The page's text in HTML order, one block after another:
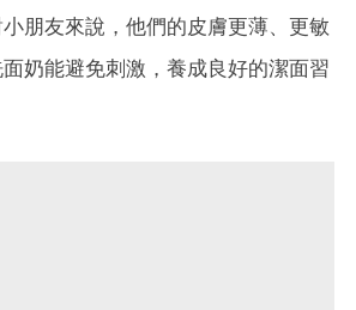
朋友來說，他們的皮膚更薄、更敏
奶能避免刺激，養成良好的潔面習